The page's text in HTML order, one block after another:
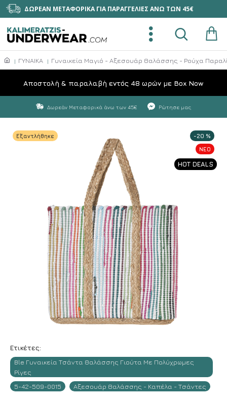
ΔΩΡΕΑΝ ΜΕΤΑΦΟΡΙΚΑ ΓΙΑ ΠΑΡΑΓΓΕΛΙΕΣ ΑΝΩ ΤΩΝ 45€
ΓΥΝΑΙΚΑ Γυναικεία Μαγιό - Αξεσουάρ Θαλάσσης - Ρούχα
Aποστολή & παραλαβή εντός 48 ωρών με Box Now
Δωρεάν Μεταφορικά άνω των 45€ Ρώτησε μας
NEO
HOT DEALS
-20 %
Εξαντλήθηκε
Ετικέτες:
Ble Γυναικεία Τσάντα Θαλάσσης Γιούτα Με Πολύχρωμες
Ρίγες
5-42-509-0015
Αξεσουάρ Θαλάσσης - Καπέλα - Τσάντες